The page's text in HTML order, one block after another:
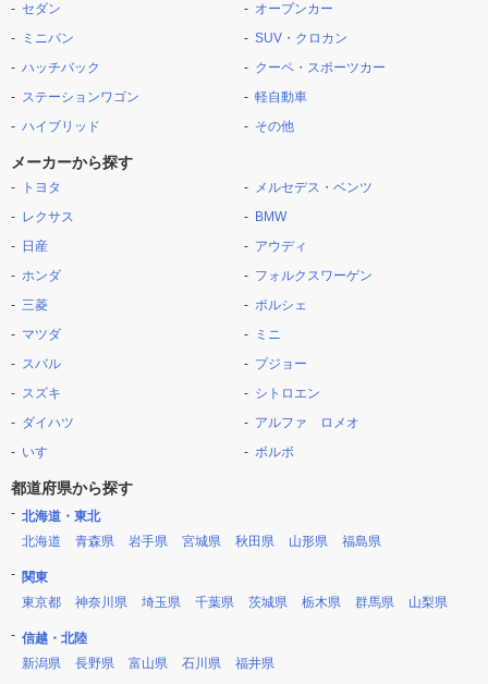
セダン
ミニバン
ハッチバック
ステーションワゴン
ハイブリッド
オープンカー
SUV・クロカン
クーペ・スポーツカー
軽自動車
その他
メーカーから探す
トヨタ
レクサス
日産
ホンダ
三菱
マツダ
スバル
スズキ
ダイハツ
いすゞ
メルセデス・ベンツ
BMW
アウディ
フォルクスワーゲン
ポルシェ
ミニ
プジョー
シトロエン
アルファ ロメオ
ボルボ
都道府県から探す
北海道・東北
北海道
青森県 岩手県 宮城県 秋田県 山形県 福島県
関東
東京都
神奈川県 埼玉県 千葉県 茨城県 栃木県 群馬県 山梨県
信越・北陸
新潟県
長野県 富山県 石川県 福井県